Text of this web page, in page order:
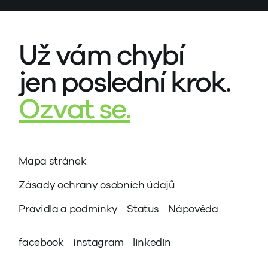
Už vám chybí
jen poslední krok.
Ozvat se.
Mapa stránek
Zásady ochrany osobních údajů
Pravidla a podmínky
Status Nápověda
facebook instagram linkedIn